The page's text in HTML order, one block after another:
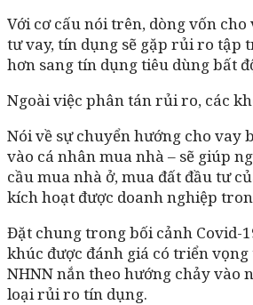
Với cơ cấu nói trên, dòng vốn
tư vay, tín dụng sẽ gặp rủi ro tập
hơn sang tín dụng tiêu dùng bất
Ngoài việc phân tán rủi ro, các
Nói về sự chuyển hướng cho vay
vào cá nhân mua nhà – sẽ giúp
cầu mua nhà ở, mua đất đầu tư
kích hoạt được doanh nghiệp
Đặt chung trong bối cảnh Covid-
khúc được đánh giá có triển
NHNN nắn theo hướng chảy vào
loại rủi ro tín dụng.